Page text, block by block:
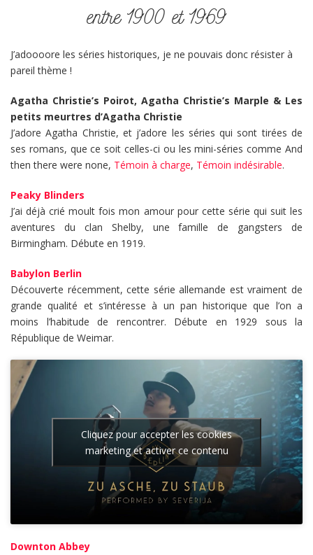
entre 1900 et 1969
J’adoooore les séries historiques, je ne pouvais donc résister à
pareil thème !
Agatha Christie’s Poirot, Agatha Christie’s Marple & Les
petits meurtres d’Agatha Christie
J’adore Agatha Christie, et j’adore les séries qui sont tirées de
ses romans, que ce soit celles-ci ou les mini-séries comme And
then there were none, Témoin à charge, Témoin indésirable.
Peaky Blinders
J’ai déjà crié moult fois mon amour pour cette série qui suit les
aventures du clan Shelby, une famille de gangsters de
Birmingham. Débute en 1919.
Babylon Berlin
Découverte récemment, cette série allemande est vraiment de
grande qualité et s’intéresse à un pan historique que l’on a
moins l’habitude de rencontrer. Débute en 1929 sous la
République de Weimar.
Cliquez pour accepter les cookies
marketing et activer ce contenu
Downton Abbey